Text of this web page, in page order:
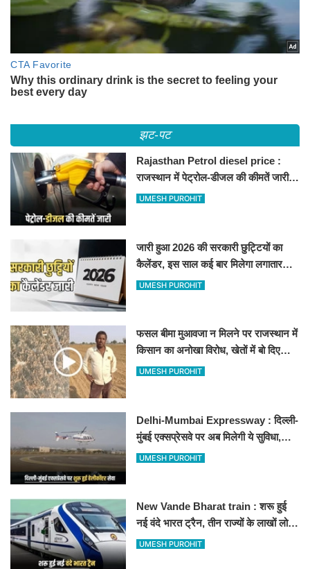
झट-पट
Rajasthan Petrol diesel price :
राजस्थान में पेट्रोल-डीजल की कीमतें जारी,
जानिए बीकानेर समेत पुरे प्रदेश में नए रेट
UMESH PUROHIT
जारी हुआ 2026 की सरकारी छुट्टियों का
कैलेंडर, इस साल कई बार मिलेगा लगातार
अवकाश, देखें
UMESH PUROHIT
फसल बीमा मुआवजा न मिलने पर राजस्थान में
किसान का अनोखा विरोध, खेतों में बो दिए
500-500 रुपए के नोट, वीडियो वायरल
UMESH PUROHIT
Delhi-Mumbai Expressway : दिल्ली-
मुंबई एक्सप्रेसवे पर अब मिलेगी ये सुविधा,
हेलीकॉप्टर सर्विस से तुरंत घायल पहुंचेगा
UMESH PUROHIT
New Vande Bharat train : शरू हुई
नई वंदे भारत ट्रैन, तीन राज्यों के लाखों लोगों
का सफर होगा आसान, देखें पूरा रूटमैप
UMESH PUROHIT